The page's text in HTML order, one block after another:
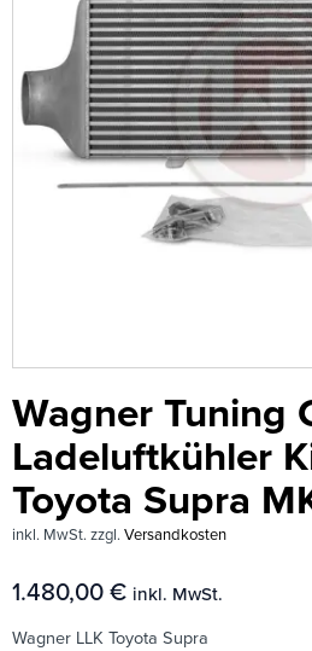
Wagner Tuning
Ladeluftkühler
Toyota Supra
inkl. MwSt. zzgl. Versandkosten
1.480,00 € inkl. MwSt.
Wagner LLK Toyota Supra